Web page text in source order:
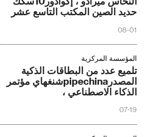
حديد الصين المكتب التاسع عشر
08-01
المؤسسة المركزية
تلميع عدد من البطاقات الذكية
المصدرpipechinaشنغهاي مؤتمر
الذكاء الاصطناعي ،
07-19